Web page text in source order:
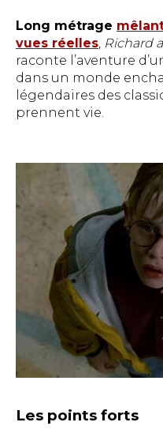
Long métrage
vues réelles, Richard
raconte l’aventure
dans un monde
légendaires des
prennent vie.
Les points forts